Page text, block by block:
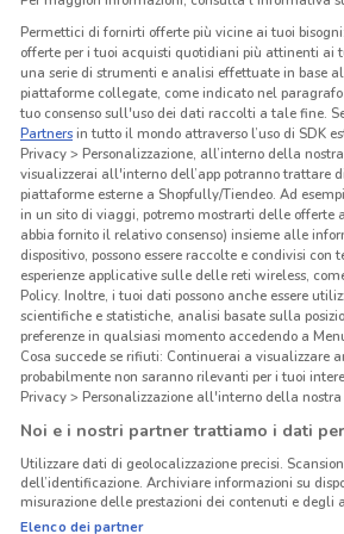
Permettici di fornirti offerte più vicine ai tuoi
offerte per i tuoi acquisti quotidiani più attinenti ai
una serie di strumenti e analisi effettuate in base
piattaforme collegate, come indicato nel
tuo consenso sull'uso dei dati raccolti a tale fine.
Partnersin tutto il mondo attraverso l’uso di SDK
Privacy > Personalizzazione, all’interno della
visualizzerai all'interno dell’app potranno
piattaforme esterne a Shopfully/Tiendeo. Ad
in un sito di viaggi, potremo mostrarti delle offerte
abbia fornito il relativo consenso) insieme alle
dispositivo, possono essere raccolte e condivisi
esperienze applicative sulle delle reti wireless,
Policy. Inoltre, i tuoi dati possono anche essere
scientifiche e statistiche, analisi basate sulla
preferenze in qualsiasi momento accedendo a
Cosa succede se rifiuti: Continuerai a
probabilmente non saranno rilevanti per i tuoi
Privacy > Personalizzazione all'interno della nostra
Noi e i nostri partner trattiamo i dati
Utilizzare dati di geolocalizzazione precisi.
dell’identificazione. Archiviare informazioni su
misurazione delle prestazioni dei contenuti e degli
Elenco dei partner